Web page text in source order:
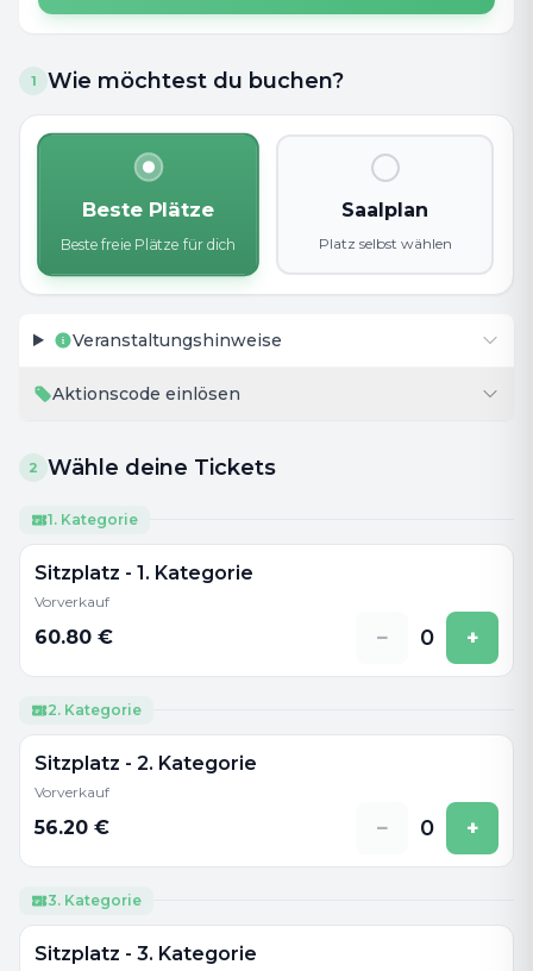
1 Wie möchtest du buchen?
Beste Plätze
Beste freie Plätze für dich
Saalplan
Platz selbst wählen
Veranstaltungshinweise
Aktionscode einlösen
2 Wähle deine Tickets
1. Kategorie
Sitzplatz - 1. Kategorie
Vorverkauf
60.80 € − 0 +
2. Kategorie
Sitzplatz - 2. Kategorie
Vorverkauf
56.20 € − 0 +
3. Kategorie
Sitzplatz - 3. Kategorie